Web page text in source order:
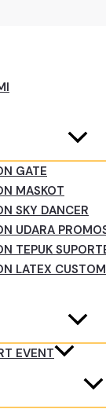
GATE
MASKOT
SKY DANCER
UDARA
TEPUK
LATEX
EVENT